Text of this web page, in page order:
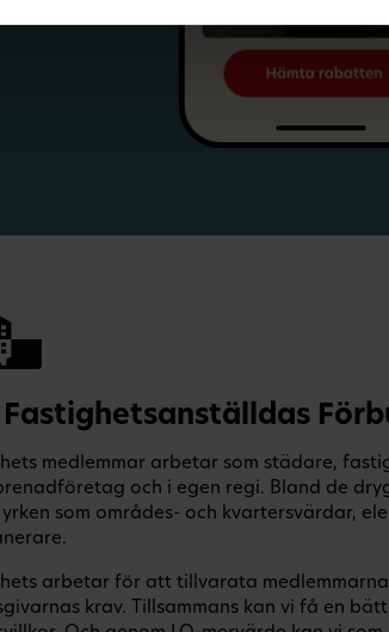
Fastighetsanställdas
medlemmar arbetar som städare,
och i egen regi. Bland de
yrken som områdes- och kvartersvärdar,
arbetar för att tillvarata
krav. Tillsammans kan vi få en